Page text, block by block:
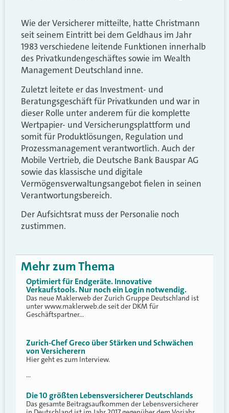
Wie der Versicherer mitteilte, hatte Christmann
seit seinem Eintritt bei dem Geldhaus im Jahr
1983 verschiedene leitende Funktionen innerhalb
des Privatkundengeschäftes sowie im Wealth
Management Deutschland inne.
Zuletzt leitete er das Investment- und
Beratungsgeschäft für Privatkunden und war in
dieser Rolle unter anderem für die komplette
Wertpapier- und Versicherungsplattform und
somit für Produktlösungen, Regulation und
Prozessmanagement verantwortlich. Auch der
Mobile Vertrieb, die Deutsche Bank Bauspar AG
sowie das klassische und digitale
Vermögensverwaltungsangebot fielen in seinen
Verantwortungsbereich.
Der Aufsichtsrat muss der Personalie noch
zustimmen.
Mehr zum Thema
Optimiert für Endgeräte. Innovative
Verkaufstools. Nur noch ein Login notwendig.
Das neue Maklerweb der Zurich Gruppe Deutschland ist
unter www.maklerweb.de seit der DKM für
Geschäftspartner…
Zurich-Chef Greco über Stärken und Schwächen
von Versicherern
Hier geht es zum Interview.
…
Die 10 größten Lebensversicherer Deutschlands
Das gesamte Beitragsaufkommen der Lebensversicherer